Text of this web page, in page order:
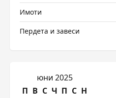
Имоти
Пердета и завеси
юни 2025
П В С Ч П С Н